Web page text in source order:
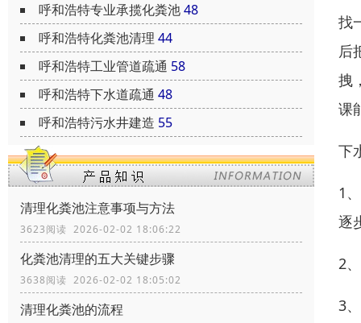
呼和浩特专业承揽化粪池48
呼和浩特化粪池清理 44
呼和浩特工业管道疏通 58
呼和浩特下水道疏通 48
呼和浩特污水井建造 55
清理化粪池注意事项与方法
3623阅读 2026-02-02 18:06:22
化粪池清理的五大关键步骤
3638阅读 2026-02-02 18:05:02
清理化粪池的流程
找
后
拽
课
下
1
逐
2
3